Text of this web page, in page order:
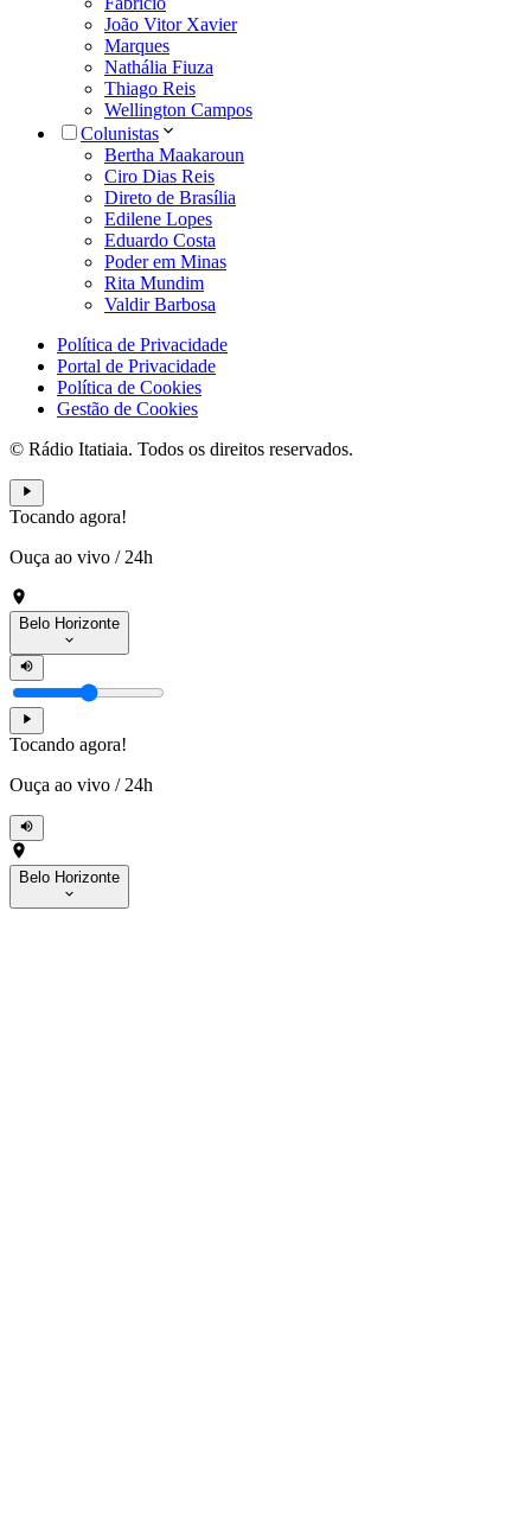
João Vitor Xavier
Marques
Nathália Fiuza
Thiago Reis
Wellington Campos
Colunistas
Bertha Maakaroun
Ciro Dias Reis
Direto de Brasília
Edilene Lopes
Eduardo Costa
Poder em Minas
Rita Mundim
Valdir Barbosa
Política de Privacidade
Portal de Privacidade
Política de Cookies
Gestão de Cookies
© Rádio Itatiaia. Todos os direitos reservados.
Tocando agora!
Ouça ao vivo / 24h
Belo Horizonte
Tocando agora!
Ouça ao vivo / 24h
Belo Horizonte